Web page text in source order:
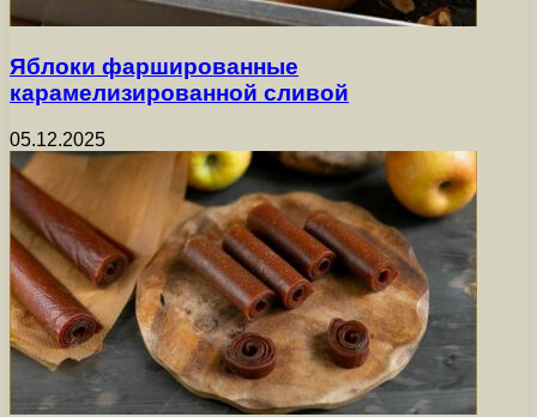
Яблоки фаршированные
карамелизированной сливой
05.12.2025